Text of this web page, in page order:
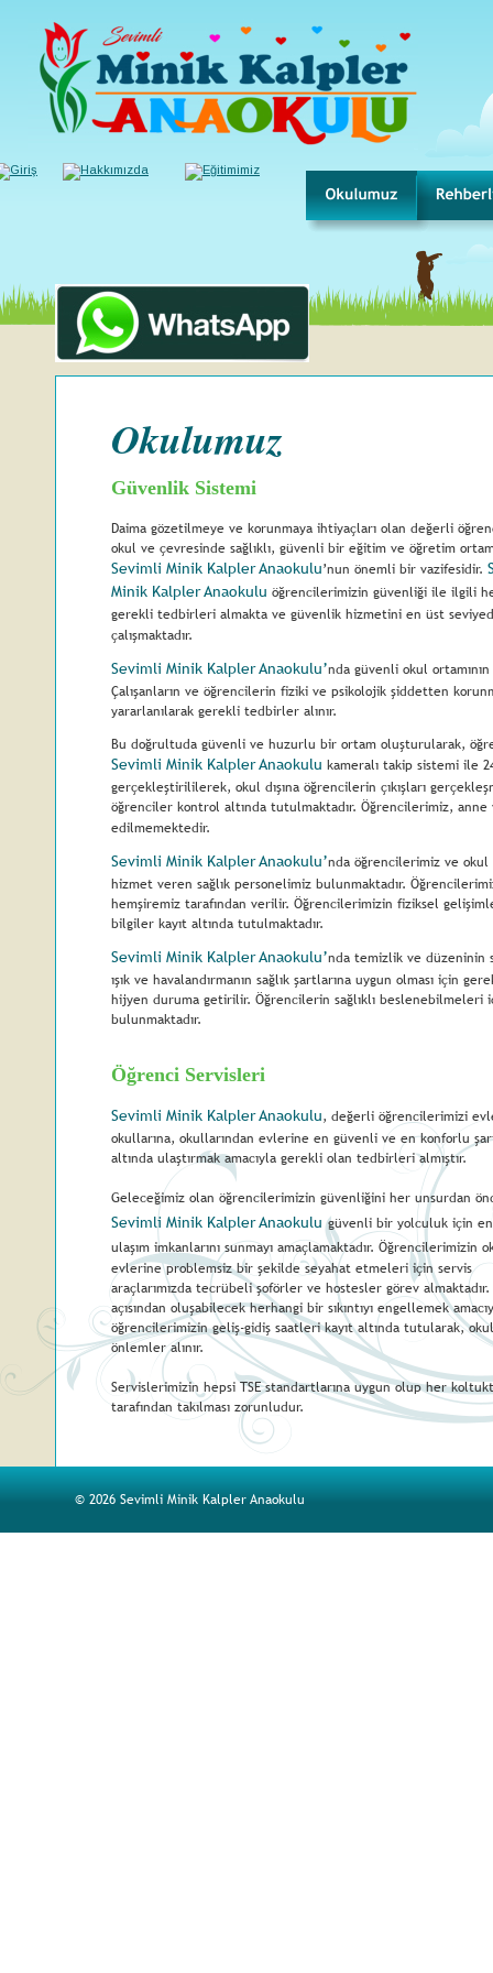
© 2026 Sevimli Minik Kalpler Anaokulu
Okulumuz
Güvenlik Sistemi
Daima gözetilmeye ve korunmaya ihtiyaçları olan değerli
okul ve çevresinde sağlıklı, güvenli bir eğitim ve öğretim
Sevimli Minik Kalpler Anaokulu’nun önemli bir vazifesidir.
Minik Kalpler Anaokulu öğrencilerimizin güvenliği ile ilgili
gerekli tedbirleri almakta ve güvenlik hizmetini en üst
çalışmaktadır.
Sevimli Minik Kalpler Anaokulu’nda güvenli okul
Çalışanların ve öğrencilerin fiziki ve psikolojik şiddetten
yararlanılarak gerekli tedbirler alınır.
Bu doğrultuda güvenli ve huzurlu bir ortam oluşturularak,
Sevimli Minik Kalpler Anaokulu kameralı takip sistemi ile
gerçekleştirililerek, okul dışına öğrencilerin çıkışları
öğrenciler kontrol altında tutulmaktadır. Öğrencilerimiz,
edilmemektedir.
Sevimli Minik Kalpler Anaokulu’nda öğrencilerimiz ve okul
hizmet veren sağlık personelimiz bulunmaktadır.
hemşiremiz tarafından verilir. Öğrencilerimizin fiziksel
bilgiler kayıt altında tutulmaktadır.
Sevimli Minik Kalpler Anaokulu’nda temizlik ve düzeninin
ışık ve havalandırmanın sağlık şartlarına uygun olması
hijyen duruma getirilir. Öğrencilerin sağlıklı beslenebilmeleri
bulunmaktadır.
Öğrenci Servisleri
Sevimli Minik Kalpler Anaokulu, değerli öğrencilerimizi
okullarına, okullarından evlerine en güvenli ve en konforlu
altında ulaştırmak amacıyla gerekli olan tedbirleri almıştır.
Geleceğimiz olan öğrencilerimizin güvenliğini her unsurdan
Sevimli Minik Kalpler Anaokulu güvenli bir yolculuk için
ulaşım imkanlarını sunmayı amaçlamaktadır. Öğrencilerimizin
evlerine problemsiz bir şekilde seyahat etmeleri için servis
araçlarımızda tecrübeli şoförler ve hostesler görev
açısından oluşabilecek herhangi bir sıkıntıyı engellemek
öğrencilerimizin geliş-gidiş saatleri kayıt altında tutularak,
önlemler alınır.
Servislerimizin hepsi TSE standartlarına uygun olup her
tarafından takılması zorunludur.